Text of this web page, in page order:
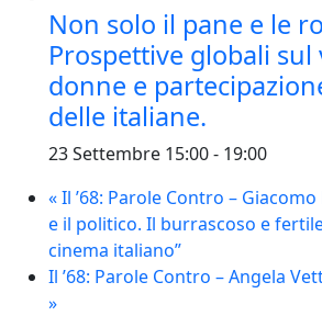
Non solo il pane e le
Prospettive globali sul
donne e
delle italiane.
23 Settembre 15:00- 19:00
«Il ’68: Parole Contro –
e il politico. Il burrascoso e
cinema italiano”
Il ’68: Parole Contro – Angela
»